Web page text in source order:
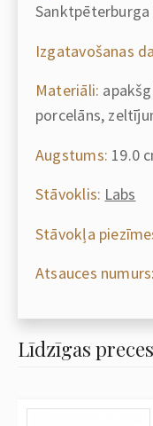
Izgatavošanas
Materiāli:
porcelāns,
Augstums: 19.0
Stāvoklis: Labs
Stāvokļa
Atsauces numurs:
Līdzīgas preces